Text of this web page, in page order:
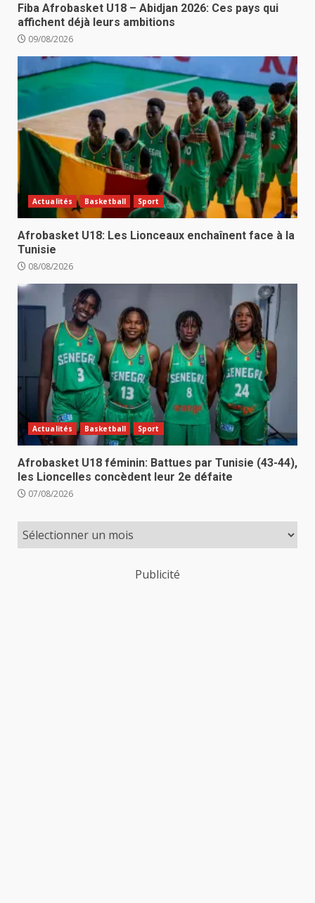
Fiba Afrobasket U18 – Abidjan 2026: Ces pays qui
affichent déjà leurs ambitions
09/08/2026
Actualités Basketball Sport
Afrobasket U18: Les Lionceaux enchaînent face à la
Tunisie
08/08/2026
Actualités Basketball Sport
Afrobasket U18 féminin: Battues par Tunisie (43-44),
les Lioncelles concèdent leur 2e défaite
07/08/2026
Publicité